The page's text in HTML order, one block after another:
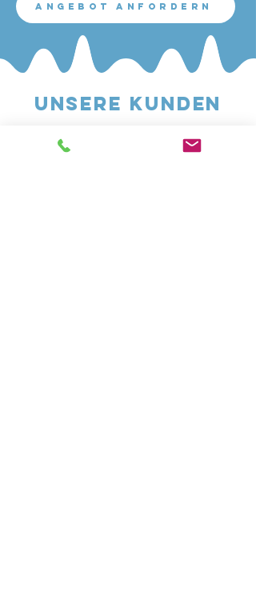
Angebot Anfordern
unsere KUNDEN